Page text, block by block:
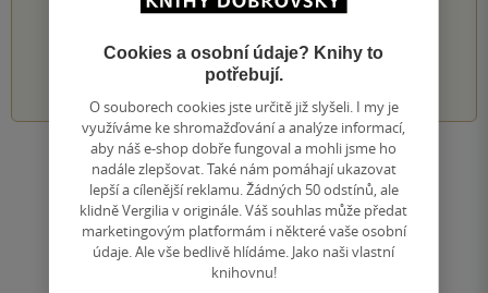
3 4 5
Zobrazit všechna hodnocení
Přidat hodnocení
Cookies a osobní údaje? Knihy to
potřebují.
O souborech cookies jste určitě již slyšeli. I my je
využíváme ke shromažďování a analýze informací,
aby náš e-shop dobře fungoval a mohli jsme ho
nadále zlepšovat. Také nám pomáhají ukazovat
lepší a cílenější reklamu. Žádných 50 odstínů, ale
klidně Vergilia v originále. Váš souhlas může předat
marketingovým platformám i některé vaše osobní
údaje. Ale vše bedlivě hlídáme. Jako naši vlastní
knihovnu!